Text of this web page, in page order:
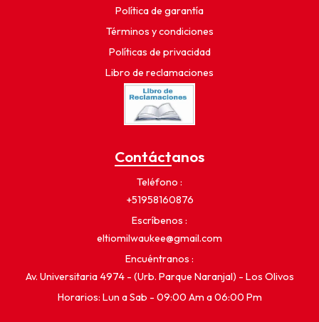
Política de garantía
Términos y condiciones
Políticas de privacidad
Libro de reclamaciones
Contáctanos
Teléfono
+51958160876
Escríbenos
eltiomilwaukee@gmail.com
Encuéntranos
Av. Universitaria 4974 - (Urb. Parque Naranjal) - Los Olivos
Horarios: Lun a Sab - 09:00 Am a 06:00 Pm